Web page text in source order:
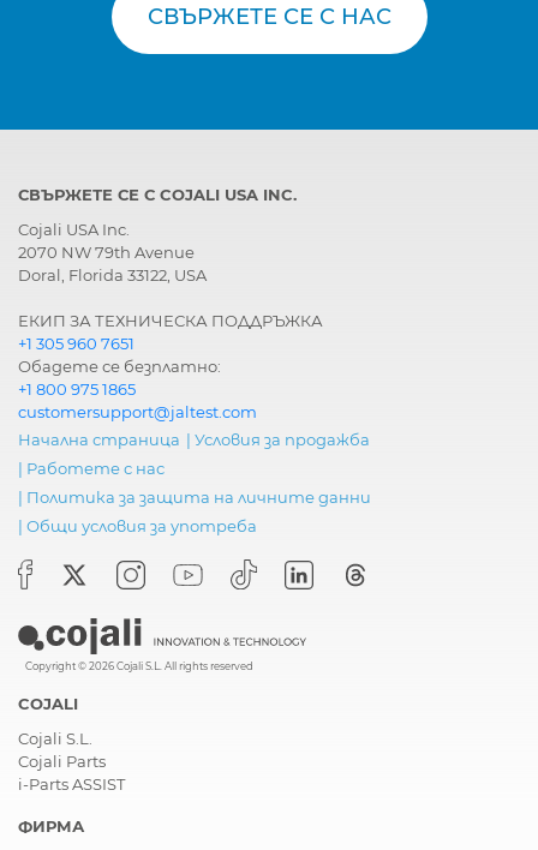
СВЪРЖЕТЕ СЕ С НАС
СВЪРЖЕТЕ СЕ С COJALI USA INC.
Cojali USA Inc.
2070 NW 79th Avenue
Doral, Florida 33122, USA
ЕКИП ЗА ТЕХНИЧЕСКА ПОДДРЪЖКА
+1 305 960 7651
Обадете се безплатно:
+1 800 975 1865
customersupport@jaltest.com
Начална страница | Условия за продажба
| Работете с нас
| Политика за защита на личните данни
| Общи условия за употреба
Copyright © 2026 Cojali S.L. All rights reserved
COJALI
Cojali S.L.
Cojali Parts
i-Parts ASSIST
ФИРМА